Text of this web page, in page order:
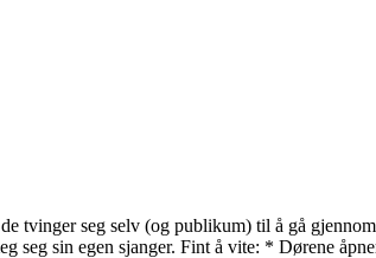
tvinger seg selv (og publikum) til å gå
seg sin egen sjanger. Fint å vite: * Dørene